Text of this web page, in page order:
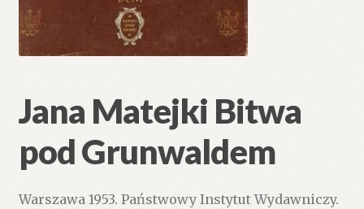
Jana Matejki Bitwa
pod Grunwaldem
Warszawa 1953. Państwowy Instytut Wydawniczy.